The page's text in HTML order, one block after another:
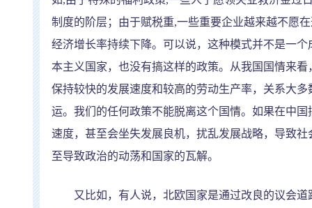
制度的阶层；由于赋税重,一些重要企业越来越不愿
经济增长率持续下降。可以说，这种模式并不是一
本主义国家，也没有搞这样的政策。从我国国情来
保持较快的发展速度和较高的劳动生产率，关系大
运。我们的任何政策不能脱离这个国情。如果在中
速度，甚至会坐失发展良机，扰乱发展战略，导致
至导致政治的动荡和国家的瓦解。
又比如，有人说，北欧国家是通过改良的议会道